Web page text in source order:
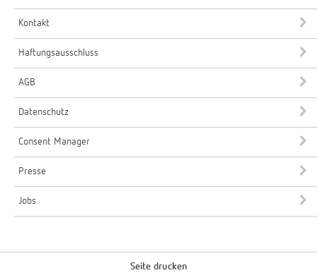
Kontakt
Haftungsausschluss
AGB
Datenschutz
Consent Manager
Presse
Jobs
Seite drucken